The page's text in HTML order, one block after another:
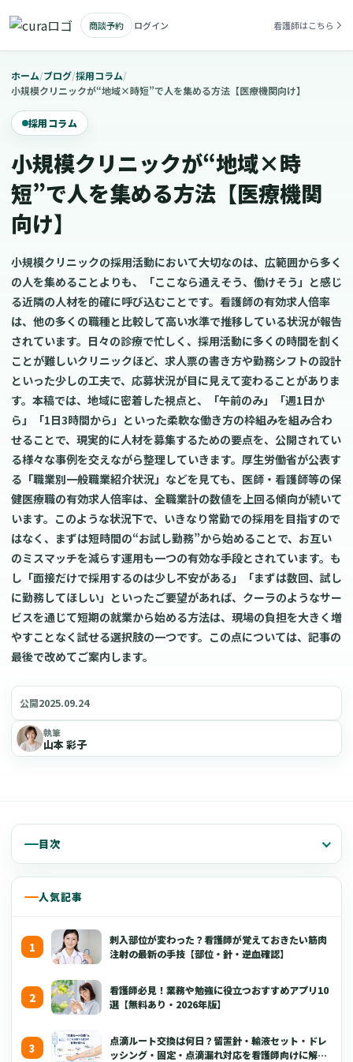
商談予約 ログイン 看護師はこちら
ホーム/ブログ/採用コラム/
小規模クリニックが“地域×時短”で人を集める方法【医療機関向け】
採用コラム
小規模クリニックが“地域×時
短”で人を集める方法【医療機関
向け】
小規模クリニックの採用活動において大切なのは、広範囲から多く
の人を集めることよりも、「ここなら通えそう、働けそう」と感じ
る近隣の人材を的確に呼び込むことです。看護師の有効求人倍率
は、他の多くの職種と比較して高い水準で推移している状況が報告
されています。日々の診療で忙しく、採用活動に多くの時間を割く
ことが難しいクリニックほど、求人票の書き方や勤務シフトの設計
といった少しの工夫で、応募状況が目に見えて変わることがありま
す。本稿では、地域に密着した視点と、「午前のみ」「週1日か
ら」「1日3時間から」といった柔軟な働き方の枠組みを組み合わ
せることで、現実的に人材を募集するための要点を、公開されてい
る様々な事例を交えながら整理していきます。厚生労働省が公表す
る「職業別一般職業紹介状況」などを見ても、医師・看護師等の保
健医療職の有効求人倍率は、全職業計の数値を上回る傾向が続いて
います。このような状況下で、いきなり常勤での採用を目指すので
はなく、まずは短時間の“お試し勤務”から始めることで、お互い
のミスマッチを減らす運用も一つの有効な手段とされています。も
し「面接だけで採用するのは少し不安がある」「まずは数回、試し
に勤務してほしい」といったご要望があれば、クーラのようなサー
ビスを通じて短期の就業から始める方法は、現場の負担を大きく増
やすことなく試せる選択肢の一つです。この点については、記事の
最後で改めてご案内します。
公開2025.09.24
執筆
山本 彩子
目次
人気記事
刺入部位が変わった？看護師が覚えておきたい筋肉
注射の最新の手技【部位・針・逆血確認】
看護師必見！業務や勉強に役立つおすすめアプリ10
選【無料あり・2026年版】
点滴ルート交換は何日？留置針・輸液セット・ドレ
ッシング・固定・点滴漏れ対応を看護師向けに解説